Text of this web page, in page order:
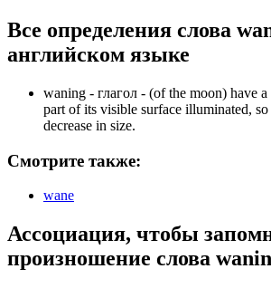
Все определения слова
английском языке
waning - глагол - (of the moon) have
part of its visible surface illuminated, so
decrease in size.
Смотрите также:
wane
Ассоциация, чтобы
произношение слова